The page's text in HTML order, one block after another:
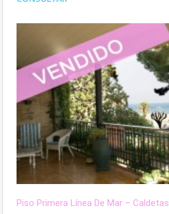
Piso Primera Línea De Mar – Caldetas